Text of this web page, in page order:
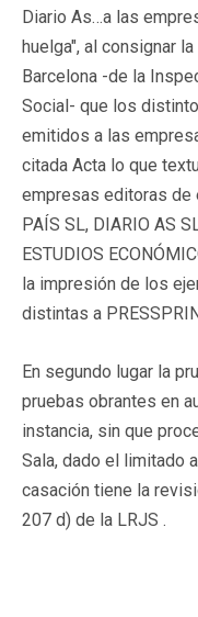
Diario As…a las
huelga", al consignar
Barcelona -de la
Social- que los
emitidos a las
citada Acta lo que
empresas editoras de
PAÍS SL, DIARIO AS
ESTUDIOS
la impresión de los
distintas a
En segundo lugar la
pruebas obrantes en
instancia, sin que
Sala, dado el limitado
casación tiene la
207 d) de la LRJS .